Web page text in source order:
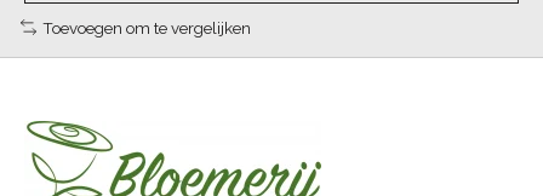
Toevoegen om te vergelijken